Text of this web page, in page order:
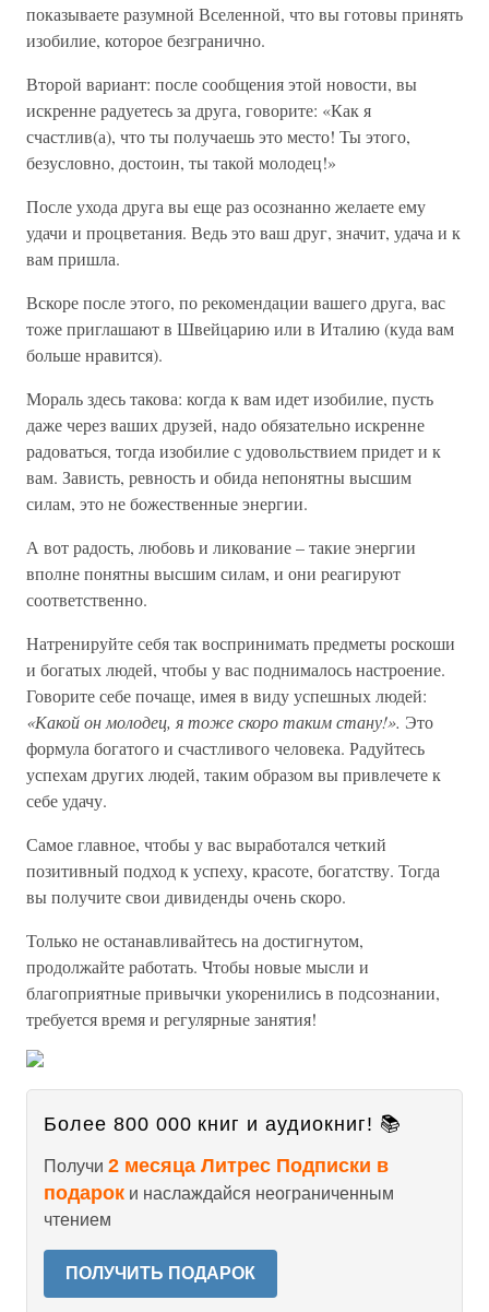
показываете разумной Вселенной, что вы готовы принять
изобилие, которое безгранично.
Второй вариант: после сообщения этой новости, вы
искренне радуетесь за друга, говорите: «Как я
счастлив(а), что ты получаешь это место! Ты этого,
безусловно, достоин, ты такой молодец!»
После ухода друга вы еще раз осознанно желаете ему
удачи и процветания. Ведь это ваш друг, значит, удача и к
вам пришла.
Вскоре после этого, по рекомендации вашего друга, вас
тоже приглашают в Швейцарию или в Италию (куда вам
больше нравится).
Мораль здесь такова: когда к вам идет изобилие, пусть
даже через ваших друзей, надо обязательно искренне
радоваться, тогда изобилие с удовольствием придет и к
вам. Зависть, ревность и обида непонятны высшим
силам, это не божественные энергии.
А вот радость, любовь и ликование – такие энергии
вполне понятны высшим силам, и они реагируют
соответственно.
Натренируйте себя так воспринимать предметы роскоши
и богатых людей, чтобы у вас поднималось настроение.
Говорите себе почаще, имея в виду успешных людей:
«Какой он молодец, я тоже скоро таким стану!». Это
формула богатого и счастливого человека. Радуйтесь
успехам других людей, таким образом вы привлечете к
себе удачу.
Самое главное, чтобы у вас выработался четкий
позитивный подход к успеху, красоте, богатству. Тогда
вы получите свои дивиденды очень скоро.
Только не останавливайтесь на достигнутом,
продолжайте работать. Чтобы новые мысли и
благоприятные привычки укоренились в подсознании,
требуется время и регулярные занятия!
Более 800 000 книг и аудиокниг! 📚
Получи 2 месяца Литрес Подписки в
подарок и наслаждайся неограниченным
чтением
ПОЛУЧИТЬ ПОДАРОК